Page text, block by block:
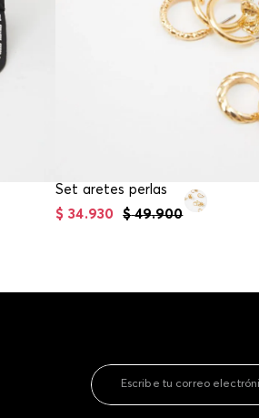
te
Set aretes perlas
$ 49.900
$ 34.930